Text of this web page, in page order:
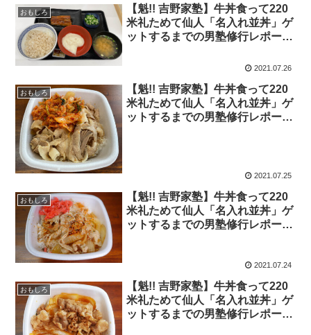
おもしろ
【魁!! 吉野家塾】牛丼食って220
米礼ためて仙人「名入れ並丼」ゲ
ットするまでの男塾修行レポー
2021.07.26
おもしろ
【魁!! 吉野家塾】牛丼食って220
米礼ためて仙人「名入れ並丼」ゲ
ットするまでの男塾修行レポー
2021.07.25
おもしろ
【魁!! 吉野家塾】牛丼食って220
米礼ためて仙人「名入れ並丼」ゲ
ットするまでの男塾修行レポー
2021.07.24
おもしろ
【魁!! 吉野家塾】牛丼食って220
米礼ためて仙人「名入れ並丼」ゲ
ットするまでの男塾修行レポー